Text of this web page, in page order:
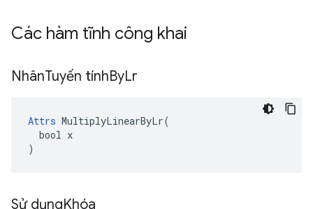
Các hàm tĩnh công khai
NhânTuyến tínhByLr
Attrs MultiplyLinearByLr(
  bool x
)
Sử dụngKhóa